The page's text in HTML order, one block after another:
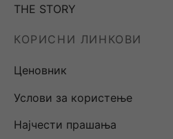
THE STORY
КОРИСНИ ЛИНКОВИ
Ценовник
Услови за користење
Најчести прашања